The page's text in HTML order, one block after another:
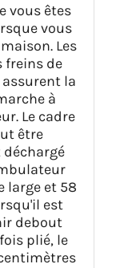
vous êtes
vous
Les
freins de
la
à
Le cadre
être
large et 58
est
debout
plié, le